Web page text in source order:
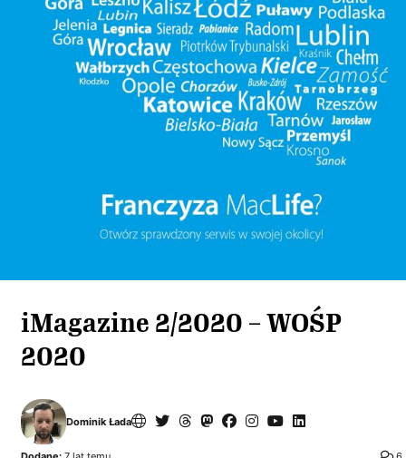
iMagazine 2/2020 – WOŚP
2020
Dominik Łada